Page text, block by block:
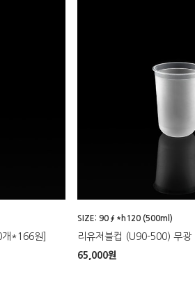
*166원]
SIZE: 90∮*h120 (500ml)
리유저블컵 (U90-500) 무
65,000원